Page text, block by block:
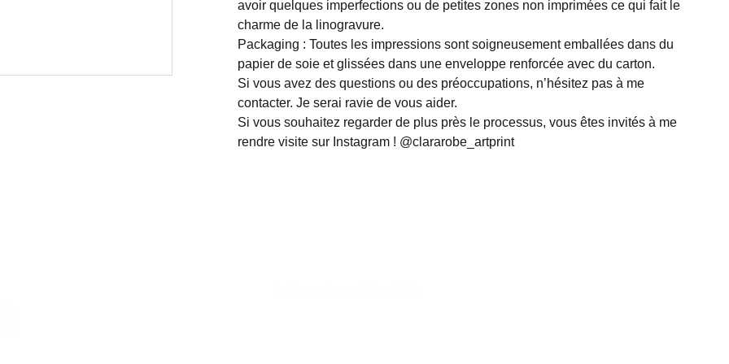
avoir quelques imperfections ou de petites zones non imprimées ce qui fait le
charme de la linogravure.
Packaging : Toutes les impressions sont soigneusement emballées dans du
papier de soie et glissées dans une enveloppe renforcée avec du carton.
Si vous avez des questions ou des préoccupations, n’hésitez pas à me
contacter. Je serai ravie de vous aider.
Si vous souhaitez regarder de plus près le processus, vous êtes invités à me
rendre visite sur Instagram ! @clararobe_artprint